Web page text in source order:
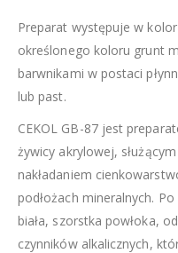
Preparat występuje w
określonego koloru grunt
barwnikami w postaci
lub past.
CEKOL GB-87 jest
żywicy akrylowej,
nakładaniem
podłożach mineralnych.
biała, szorstka powłoka,
czynników alkalicznych,